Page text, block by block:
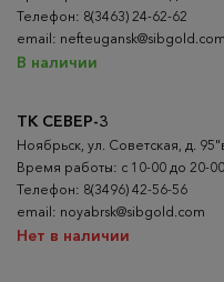
ТК СЕВЕР-3
Ноябрьск, ул. Советская, д.
Время работы: с 10-00 до 20-00
Телефон: 8(3496) 42-56-56
email: noyabrsk@sibgold.com
Нет в наличии
Телефон: 8(3463) 24-62-62
email: nefteugansk@sibgold.com
В наличии